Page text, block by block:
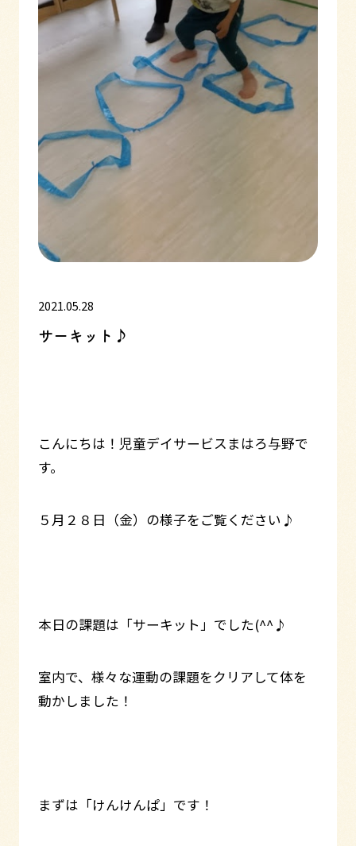
2021.05.28
サーキット♪
こんにちは！児童デイサービスまはろ与野で
す。
５月２８日（金）の様子をご覧ください♪
本日の課題は「サーキット」でした(^^♪
室内で、様々な運動の課題をクリアして体を
動かしました！
まずは「けんけんぱ」です！